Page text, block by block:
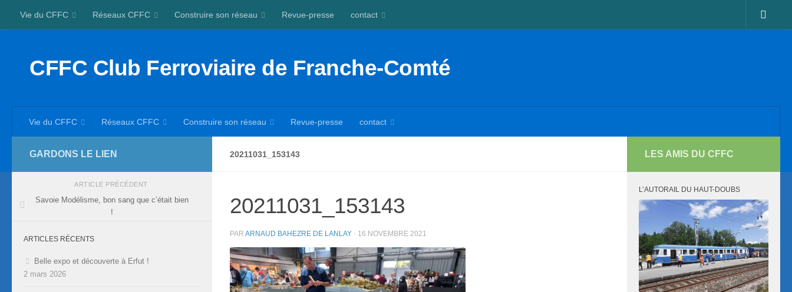
Skip to content
Vie du CFFC Réseaux CFFC Construire son réseau Revue-presse contact
CFFC Club Ferroviaire de Franche-Comté
Vie du CFFC Réseaux CFFC Construire son réseau Revue-presse contact
20211031_153143
20211031_153143
PAR ARNAUD BAHEZRE DE LANLAY · 16 NOVEMBRE 2021
GARDONS LE LIEN
ARTICLE PRÉCÉDENT
Savoie Modélisme, bon sang que c’était bien
!
ARTICLES RÉCENTS
Belle expo et découverte à Erfut !
2 mars 2026
LES AMIS DU CFFC
L’AUTORAIL DU HAUT-DOUBS